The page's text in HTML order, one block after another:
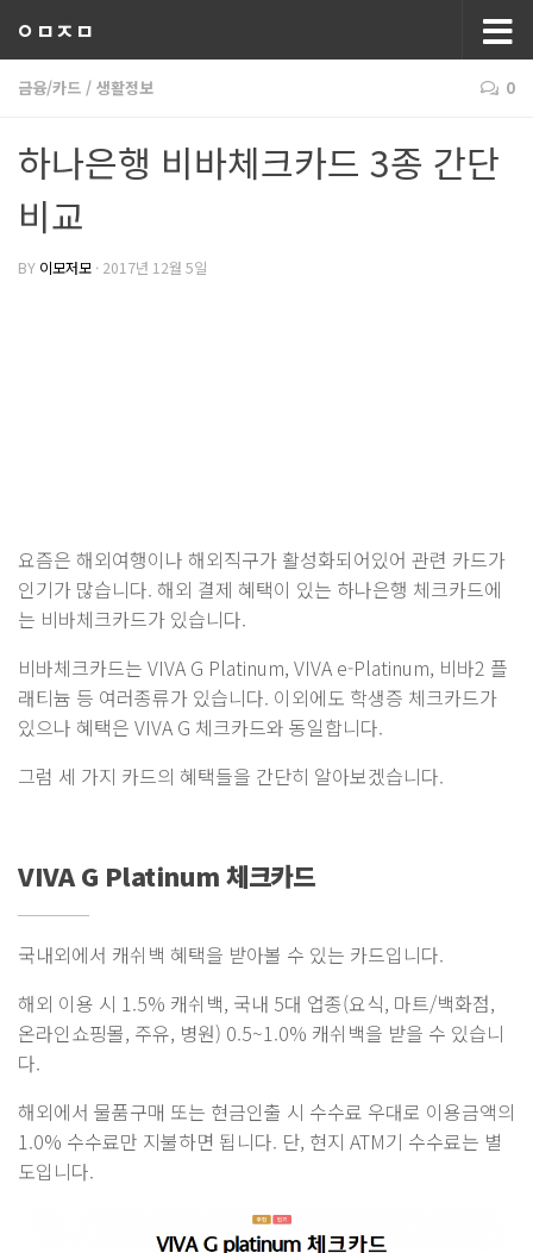
ㅇㅁㅈㅁ
금융/카드 / 생활정보 0
하나은행 비바체크카드 3종 간단
비교
BY 이모저모 · 2017년 12월 5일
요즘은 해외여행이나 해외직구가 활성화되어있어 관련 카드가
인기가 많습니다. 해외 결제 혜택이 있는 하나은행 체크카드에
는 비바체크카드가 있습니다.
비바체크카드는 VIVA G Platinum, VIVA e-Platinum, 비바2 플
래티늄 등 여러종류가 있습니다. 이외에도 학생증 체크카드가
있으나 혜택은 VIVA G 체크카드와 동일합니다.
그럼 세 가지 카드의 혜택들을 간단히 알아보겠습니다.
VIVA G Platinum 체크카드
국내외에서 캐쉬백 혜택을 받아볼 수 있는 카드입니다.
해외 이용 시 1.5% 캐쉬백, 국내 5대 업종(요식, 마트/백화점,
온라인쇼핑몰, 주유, 병원) 0.5~1.0% 캐쉬백을 받을 수 있습니
다.
해외에서 물품구매 또는 현금인출 시 수수료 우대로 이용금액의
1.0% 수수료만 지불하면 됩니다. 단, 현지 ATM기 수수료는 별
도입니다.